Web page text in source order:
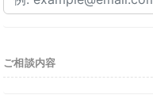
ご相談内容